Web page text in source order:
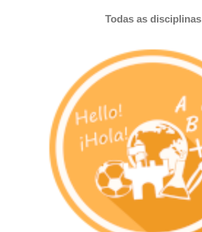
Todas as disciplinas